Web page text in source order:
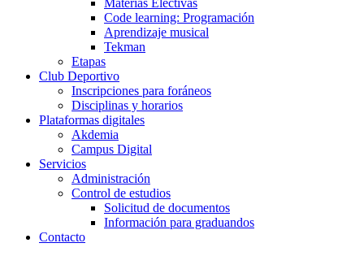
Code learning: Programación
Aprendizaje musical
Tekman
Etapas
Club Deportivo
Inscripciones para foráneos
Disciplinas y horarios
Plataformas digitales
Akdemia
Campus Digital
Servicios
Administración
Control de estudios
Solicitud de documentos
Información para graduandos
Contacto